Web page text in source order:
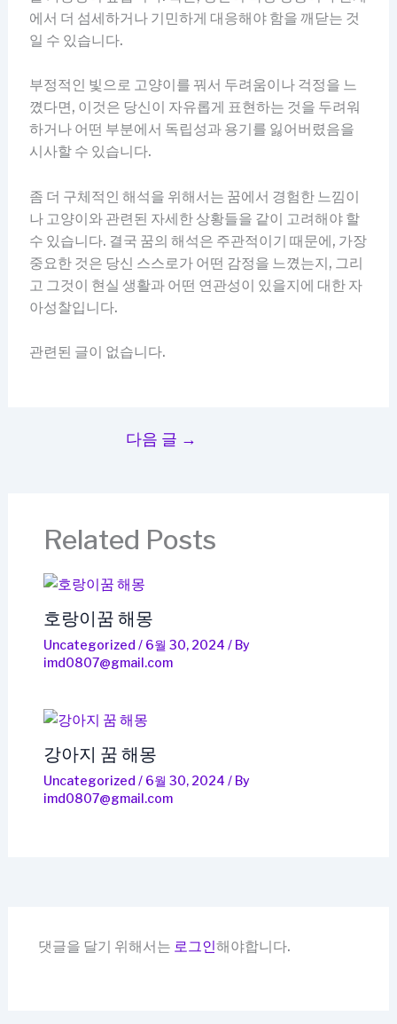
에서 더 섬세하거나 기민하게 대응해야 함을 깨닫는 것
일 수 있습니다.
부정적인 빛으로 고양이를 꿔서 두려움이나 걱정을 느
꼈다면, 이것은 당신이 자유롭게 표현하는 것을 두려워
하거나 어떤 부분에서 독립성과 용기를 잃어버렸음을
시사할 수 있습니다.
좀 더 구체적인 해석을 위해서는 꿈에서 경험한 느낌이
나 고양이와 관련된 자세한 상황들을 같이 고려해야 할
수 있습니다. 결국 꿈의 해석은 주관적이기 때문에, 가장
중요한 것은 당신 스스로가 어떤 감정을 느꼈는지, 그리
고 그것이 현실 생활과 어떤 연관성이 있을지에 대한 자
아성찰입니다.
관련된 글이 없습니다.
다음 글 →
Related Posts
호랑이꿈 해몽
Uncategorized / 6월 30, 2024 / By
imd0807@gmail.com
강아지 꿈 해몽
Uncategorized / 6월 30, 2024 / By
imd0807@gmail.com
댓글을 달기 위해서는 로그인해야합니다.